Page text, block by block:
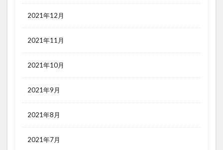
2021年12月
2021年11月
2021年10月
2021年9月
2021年8月
2021年7月